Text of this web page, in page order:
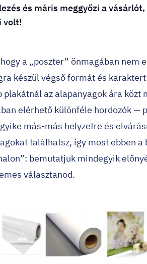
és máris meggyőzi a
volt!
a „poszter” önmagában nem
készül végső formát és
plakátnál az alapanyagok ára
elérhető különféle hordozók —
más-más helyzetre és
találhatsz, így most ebben a
bemutatjuk mindegyik
választanod.